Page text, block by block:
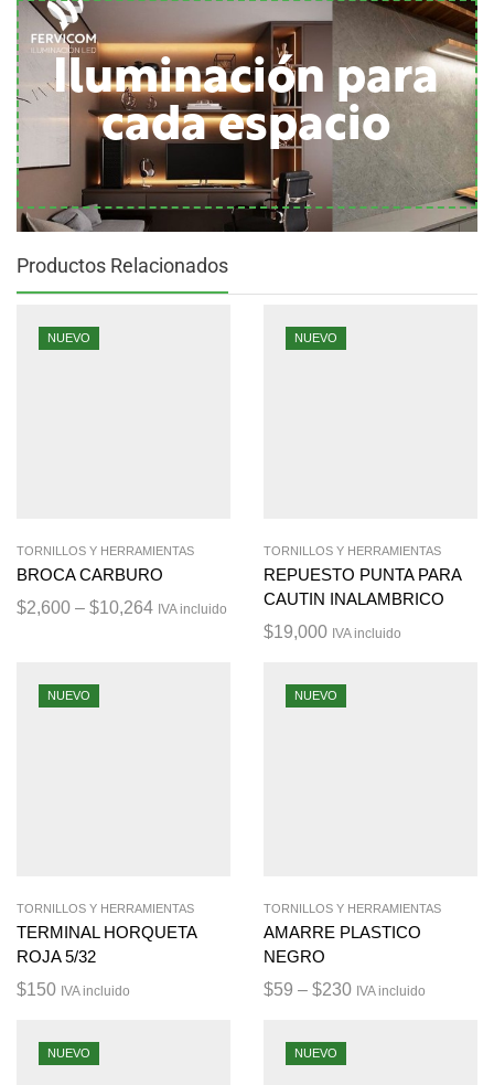
Iluminación para
cada espacio
Productos Relacionados
NUEVO
TORNILLOS Y HERRAMIENTAS
BROCA CARBURO
$2,600 – $10,264 IVA incluido
NUEVO
TORNILLOS Y HERRAMIENTAS
REPUESTO PUNTA PARA
CAUTIN INALAMBRICO
$19,000 IVA incluido
NUEVO
TORNILLOS Y HERRAMIENTAS
TERMINAL HORQUETA
ROJA 5/32
$150 IVA incluido
NUEVO
TORNILLOS Y HERRAMIENTAS
AMARRE PLASTICO
NEGRO
$59 – $230 IVA incluido
NUEVO NUEVO